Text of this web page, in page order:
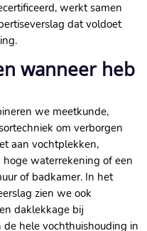
werkt samen
dat voldoet
wanneer heb
we meetkunde,
om verborgen
aan vochtplekken,
waterrekening of een
of badkamer. In het
zien we ook
daklekkage bij
hele vochthuishouding in